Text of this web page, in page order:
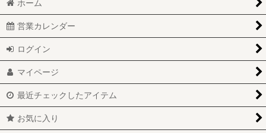
ホーム
営業カレンダー
ログイン
マイページ
最近チェックしたアイテム
お気に入り